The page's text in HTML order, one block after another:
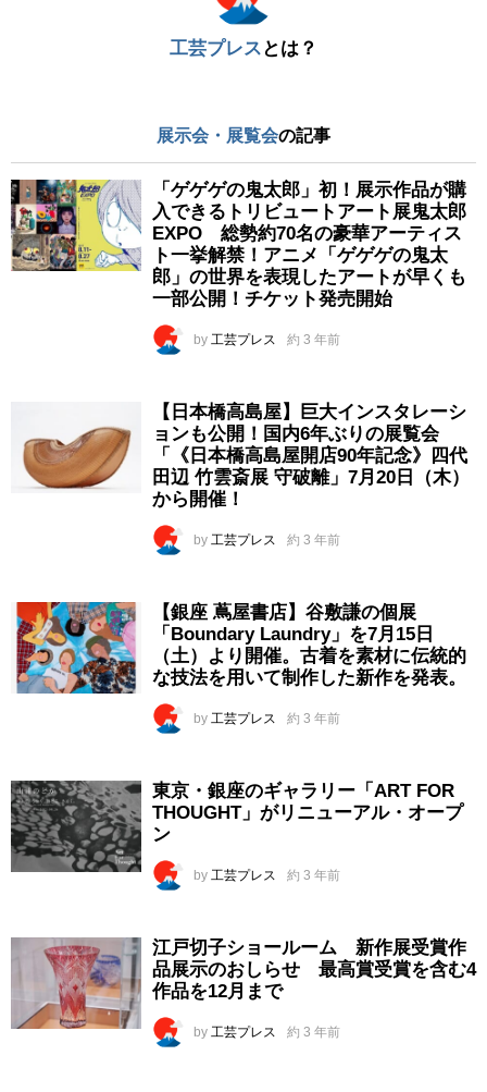
工芸プレス とは？
展示会・展覧会の記事
「ゲゲゲの鬼太郎」初！展示作品が購
入できるトリビュートアート展鬼太郎
EXPO 総勢約70名の豪華アーティス
ト一挙解禁！アニメ「ゲゲゲの鬼太
郎」の世界を表現したアートが早くも
一部公開！チケット発売開始
by 工芸プレス 約 3 年前
【日本橋高島屋】巨大インスタレーシ
ョンも公開！国内6年ぶりの展覧会
「《日本橋高島屋開店90年記念》四代
田辺 竹雲斎展 守破離」7月20日（木）
から開催！
by 工芸プレス 約 3 年前
【銀座 蔦屋書店】谷敷謙の個展
「Boundary Laundry」を7月15日
（土）より開催。古着を素材に伝統的
な技法を用いて制作した新作を発表。
by 工芸プレス 約 3 年前
東京・銀座のギャラリー「ART FOR
THOUGHT」がリニューアル・オープ
ン
by 工芸プレス 約 3 年前
江戸切子ショールーム 新作展受賞作
品展示のおしらせ 最高賞受賞を含む4
作品を12月まで
by 工芸プレス 約 3 年前